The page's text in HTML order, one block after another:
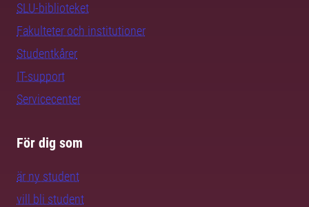
SLU-biblioteket
Fakulteter och institutioner
Studentkårer
IT-support
Servicecenter
För dig som
är ny student
vill bli student